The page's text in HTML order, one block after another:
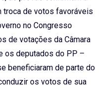
troca de votos favoráveis
no Congresso
de votações da Câmara
os deputados do PP –
beneficiaram de parte do
os votos de sua